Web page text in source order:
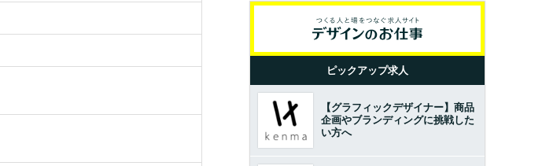
ピックアップ求人
【グラフィックデザイナー】商品
企画やブランディングに挑戦した
い方へ